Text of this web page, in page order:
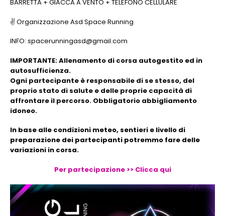
BARRETTA + GIACCA A VENTO + TELEFONO CELLULARE
✌️ Organizzazione Asd Space Running
INFO: spacerunningasd@gmail.com
IMPORTANTE: Allenamento di corsa autogestito ed in
autosufficienza.
Ogni partecipante è responsabile di se stesso, del
proprio stato di salute e delle proprie capacità di
affrontare il percorso. Obbligatorio abbigliamento
idoneo.
In base alle condizioni meteo, sentieri e livello di
preparazione dei partecipanti potremmo fare delle
variazioni in corsa.
Per partecipazione >> Clicca qui